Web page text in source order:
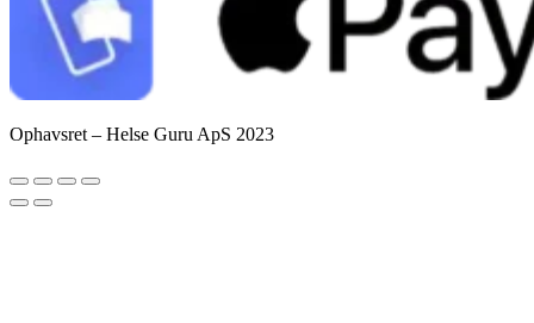
Ophavsret – Helse Guru ApS 2023